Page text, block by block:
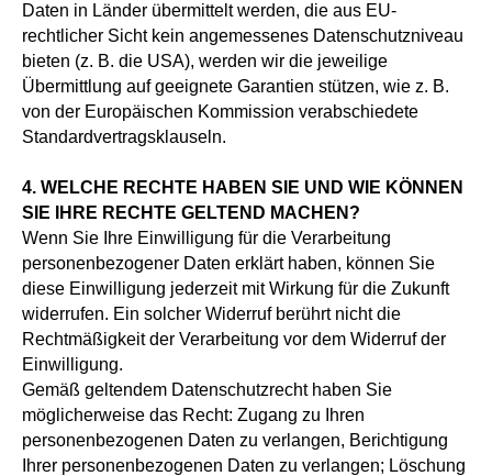
Daten in Länder übermittelt werden, die aus EU-
rechtlicher Sicht kein angemessenes Datenschutzniveau
bieten (z. B. die USA), werden wir die jeweilige
Übermittlung auf geeignete Garantien stützen, wie z. B.
von der Europäischen Kommission verabschiedete
Standardvertragsklauseln.
4. WELCHE RECHTE HABEN SIE UND WIE KÖNNEN
SIE IHRE RECHTE GELTEND MACHEN?
Wenn Sie Ihre Einwilligung für die Verarbeitung
personenbezogener Daten erklärt haben, können Sie
diese Einwilligung jederzeit mit Wirkung für die Zukunft
widerrufen. Ein solcher Widerruf berührt nicht die
Rechtmäßigkeit der Verarbeitung vor dem Widerruf der
Einwilligung.
Gemäß geltendem Datenschutzrecht haben Sie
möglicherweise das Recht: Zugang zu Ihren
personenbezogenen Daten zu verlangen, Berichtigung
Ihrer personenbezogenen Daten zu verlangen; Löschung